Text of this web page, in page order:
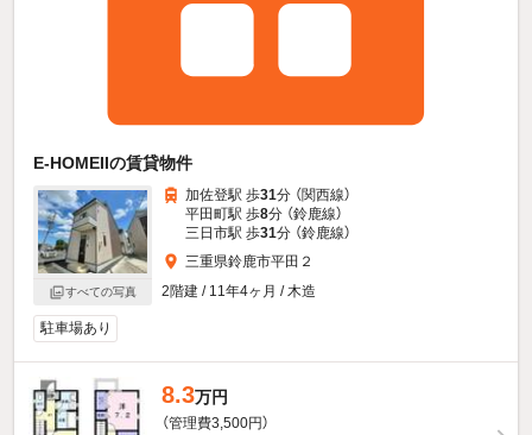
E-HOMEIIの賃貸物件
すべての写真
加佐登駅 歩31分 （関西線）
平田町駅 歩8分 （鈴鹿線）
三日市駅 歩31分 （鈴鹿線）
三重県鈴鹿市平田２
2階建 / 11年4ヶ月 / 木造
駐車場あり
8.3万円
（管理費3,500円）